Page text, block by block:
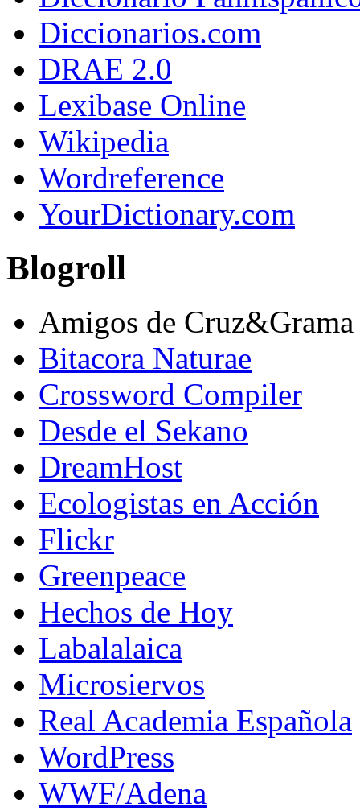
Diccionarios.com
DRAE 2.0
Lexibase Online
Wikipedia
Wordreference
YourDictionary.com
Blogroll
Amigos de Cruz&Grama
Bitacora Naturae
Crossword Compiler
Desde el Sekano
DreamHost
Ecologistas en Acción
Flickr
Greenpeace
Hechos de Hoy
Labalalaica
Microsiervos
Real Academia Española
WordPress
WWF/Adena